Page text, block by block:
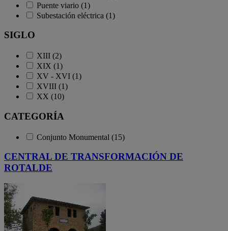
Puente viario (1)
Subestación eléctrica (1)
SIGLO
XIII (2)
XIX (1)
XV - XVI (1)
XVIII (1)
XX (10)
CATEGORÍA
Conjunto Monumental (15)
CENTRAL DE TRANSFORMACIÓN DE
ROTALDE